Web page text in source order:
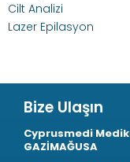
Cilt Analizi
Lazer Epilasyon
Bize Ulaşın
Cyprusmedi
GAZİMAĞUSA